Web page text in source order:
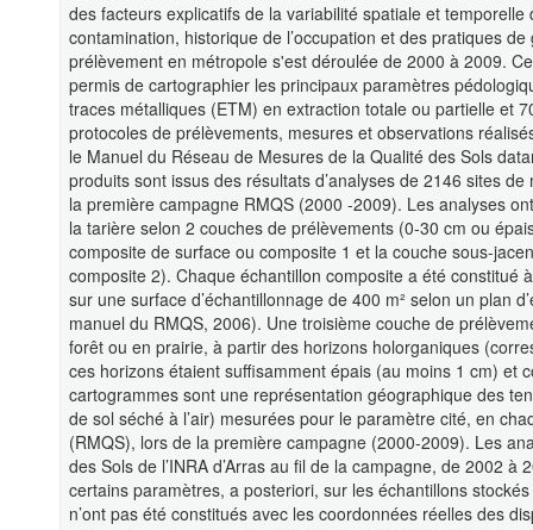
des facteurs explicatifs de la variabilité spatiale et
contamination, historique de l’occupation et des pratiques
prélèvement en métropole s'est déroulée de 2000 à 2009.
permis de cartographier les principaux paramètres
traces métalliques (ETM) en extraction totale ou partielle et
protocoles de prélèvements, mesures et observations
le Manuel du Réseau de Mesures de la Qualité des Sols
produits sont issus des résultats d’analyses de 2146 sites
la première campagne RMQS (2000 -2009). Les analyses
la tarière selon 2 couches de prélèvements (0-30 cm ou
composite de surface ou composite 1 et la couche sous-
composite 2). Chaque échantillon composite a été
sur une surface d’échantillonnage de 400 m² selon un plan
manuel du RMQS, 2006). Une troisième couche de
forêt ou en prairie, à partir des horizons holorganiques
ces horizons étaient suffisamment épais (au moins 1 cm) et
cartogrammes sont une représentation géographique des
de sol séché à l’air) mesurées pour le paramètre cité, en
(RMQS), lors de la première campagne (2000-2009). Les
des Sols de l’INRA d’Arras au fil de la campagne, de 2002
certains paramètres, a posteriori, sur les échantillons
n’ont pas été constitués avec les coordonnées réelles des